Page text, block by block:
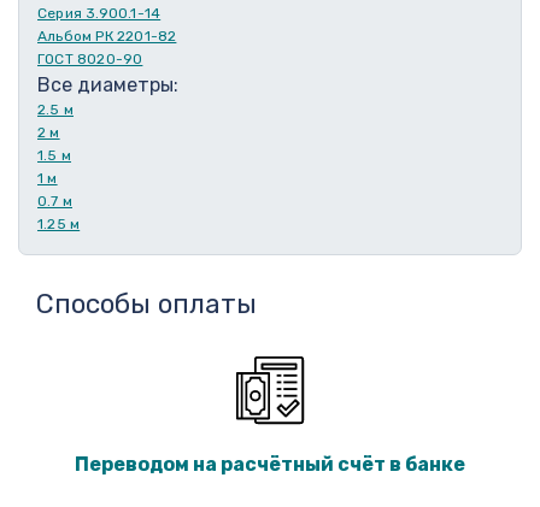
Серия 3.900.1-14
Альбом РК 2201-82
ГОСТ 8020-90
Все диаметры:
2.5 м
2 м
1.5 м
1 м
0.7 м
1.25 м
Способы оплаты
Переводом на расчётный счёт в банке